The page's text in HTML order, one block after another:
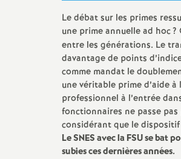
Le débat sur les primes
une prime annuelle ad hoc?
entre les générations. Le
davantage de points
comme mandat le
une véritable prime d’aide
professionnel à l’entrée
fonctionnaires ne passe
considérant que le dispositif
LeSNESavec laFSUse bat
subies ces dernières années.